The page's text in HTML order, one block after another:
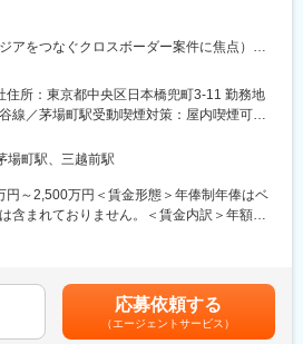
ける各種業務全般
カルタ）のPT Bank JTrust Indonesia Tbkへ
式会社に所属し、現地にて業務に従事いた
金融当局承認後は、同社との雇用契約を締
安：半年～1年強）においても、現地にて実
ら業務理解を深めていただきます。
実現可能です。
アをつなぐクロスボーダー案件に焦点）に
じて日本にて実務を学んでいただきます。
は、エグゼキューションや周辺業務を行い
やしていただきます。ゆくゆくは、1人でソ
携わることができるプロフェッショナルと
を期待しております。
リー
リー
住所：東京都中央区日本橋兜町3-11 勤務地
線／茅場町駅受動喫煙対策：屋内喫煙可能
2＞シンガポール住所：シンガポール 受動
煙変更の範囲：会社の定める事業所（リモ
場町駅、三越前駅
円～2,500万円＜賃金形態＞年俸制年俸はベ
含まれておりません。＜賃金内訳＞年額
金はあくまでも目安の金額であり、選考を
があります。月給(月額)は固定手当を含めた
応募依頼する
（エージェントサービス）